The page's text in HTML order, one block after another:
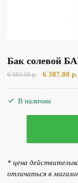
Бак солевой
6 585.00р. 6 387.00 р.
В наличии
БАРЬЕР
70л
* цена
отличаться в